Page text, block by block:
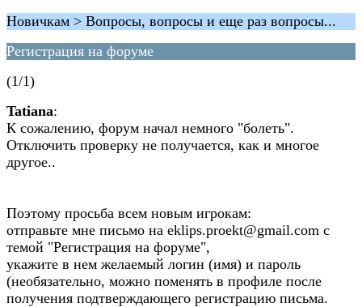
Новичкам > Вопросы, вопросы и еще раз вопросы...
Регистрация на форуме
(1/1)
Tatiana:
К сожалению, форум начал немного "болеть".
Отключить проверку не получается, как и многое
другое..
Поэтому просьба всем новым игрокам:
отправьте мне письмо на eklips.proekt@gmail.com с
темой "Регистрация на форуме",
укажите в нем желаемый логин (имя) и пароль
(необязательно, можно поменять в профиле после
получения подтверждающего регистрацию письма.